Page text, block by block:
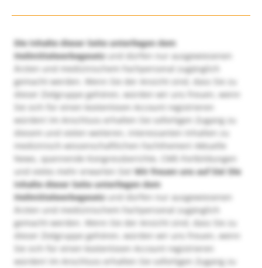
Die Inhalte dieser Seite unterliegen dem
Heilmittelwerbegesetzund dürfen nur ausgewiesenen
Ärzten und medizinischem Fachpersonal zugänglich
gemacht werden. Wenn Sie der Ansicht sind, dass Sie zu
dieser Zielgruppe gehören, würden wir uns freuen, wenn
Sie sich für einen kostenlosen Account registrieren
würden! Im Anschluss erhalten Sie sofortigen Zugang zu
diesem und vielen weiteren, interessanten Inhalten zu
medizinisch-wissenschaftlichen Fachthemen! Aktuelle
News, spannende Kongressberichte, CME-Fortbildungen
und vieles mehr erwarten Sie!Wir freuen uns auf Sie! Die
Inhalte dieser Seite unterliegen dem
Heilmittelwerbegesetzund dürfen nur ausgewiesenen
Ärzten und medizinischem Fachpersonal zugänglich
gemacht werden. Wenn Sie der Ansicht sind, dass Sie zu
dieser Zielgruppe gehören, würden wir uns freuen, wenn
Sie sich für einen kostenlosen Account registrieren
würden! Im Anschluss erhalten Sie sofortigen Zugang zu